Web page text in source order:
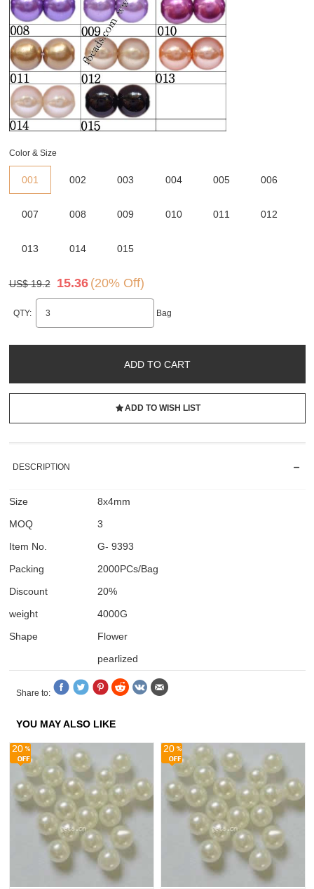
Color & Size
001 002 003 004 005 006
007 008 009 010 011 012
013 014 015
US$ 19.2 15.36 (20% Off)
QTY: Bag
ADD TO CART
ADD TO WISH LIST
DESCRIPTION
Size
8x4mm
MOQ
3
Item No.
G- 9393
Packing
2000PCs/Bag
Discount
20%
weight
4000G
Shape
Flower
pearlized
Share to:
YOU MAY ALSO LIKE
20 20